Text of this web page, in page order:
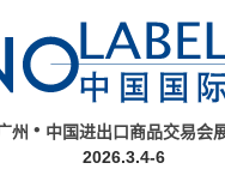
州
中国进出口商品交易会
2026.3.4-6